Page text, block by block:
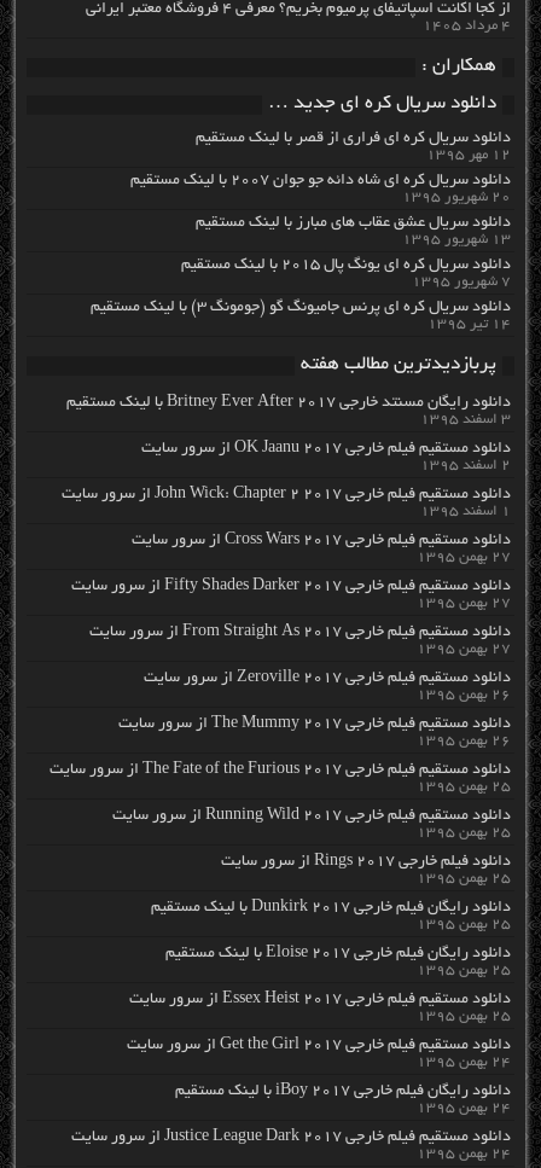
از کجا اکانت اسپاتیفای پرمیوم بخریم؟ معرفی ۴ فروشگاه معتبر ایرانی
۴ مرداد ۱۴۰۵
همکاران :
دانلود سریال کره ای جدید …
دانلود سریال کره ای فراری از قصر با لینک مستقیم
۱۲ مهر ۱۳۹۵
دانلود سریال کره ای شاه دائه جو جوان ۲۰۰۷ با لینک مستقیم
۲۰ شهریور ۱۳۹۵
دانلود سریال عشق عقاب های مبارز با لینک مستقیم
۱۳ شهریور ۱۳۹۵
دانلود سریال کره ای یونگ پال ۲۰۱۵ با لینک مستقیم
۷ شهریور ۱۳۹۵
دانلود سریال کره ای پرنس جامیونگ گو (جومونگ ۳) با لینک مستقیم
۱۴ تیر ۱۳۹۵
پربازدیدترین مطالب هفته
دانلود رایگان مسنتد خارجی Britney Ever After 2017 با لینک مستقیم
۳ اسفند ۱۳۹۵
دانلود مستقیم فیلم خارجی OK Jaanu 2017 از سرور سایت
۲ اسفند ۱۳۹۵
دانلود مستقیم فیلم خارجی John Wick: Chapter 2 2017 از سرور سایت
۱ اسفند ۱۳۹۵
دانلود مستقیم فیلم خارجی Cross Wars 2017 از سرور سایت
۲۷ بهمن ۱۳۹۵
دانلود مستقیم فیلم خارجی Fifty Shades Darker 2017 از سرور سایت
۲۷ بهمن ۱۳۹۵
دانلود مستقیم فیلم خارجی From Straight As 2017 از سرور سایت
۲۷ بهمن ۱۳۹۵
دانلود مستقیم فیلم خارجی Zeroville 2017 از سرور سایت
۲۶ بهمن ۱۳۹۵
دانلود مستقیم فیلم خارجی The Mummy 2017 از سرور سایت
۲۶ بهمن ۱۳۹۵
دانلود مستقیم فیلم خارجی The Fate of the Furious 2017 از سرور سایت
۲۵ بهمن ۱۳۹۵
دانلود مستقیم فیلم خارجی Running Wild 2017 از سرور سایت
۲۵ بهمن ۱۳۹۵
دانلود فیلم خارجی Rings 2017 از سرور سایت
۲۵ بهمن ۱۳۹۵
دانلود رایگان فیلم خارجی Dunkirk 2017 با لینک مستقیم
۲۵ بهمن ۱۳۹۵
دانلود رایگان فیلم خارجی Eloise 2017 با لینک مستقیم
۲۵ بهمن ۱۳۹۵
دانلود مستقیم فیلم خارجی Essex Heist 2017 از سرور سایت
۲۵ بهمن ۱۳۹۵
دانلود مستقیم فیلم خارجی Get the Girl 2017 از سرور سایت
۲۴ بهمن ۱۳۹۵
دانلود رایگان فیلم خارجی iBoy 2017 با لینک مستقیم
۲۴ بهمن ۱۳۹۵
دانلود مستقیم فیلم خارجی Justice League Dark 2017 از سرور سایت
۲۴ بهمن ۱۳۹۵